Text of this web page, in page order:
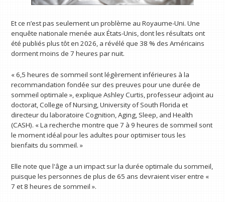
Et ce n’est pas seulement un problème au Royaume-Uni. Une
enquête nationale menée aux États-Unis, dont les résultats ont
été publiés plus tôt en 2026, a révélé que 38 % des Américains
dorment moins de 7 heures par nuit.
« 6,5 heures de sommeil sont légèrement inférieures à la
recommandation fondée sur des preuves pour une durée de
sommeil optimale », explique Ashley Curtis, professeur adjoint au
doctorat, College of Nursing, University of South Florida et
directeur du laboratoire Cognition, Aging, Sleep, and Health
(CASH). « La recherche montre que 7 à 9 heures de sommeil sont
le moment idéal pour les adultes pour optimiser tous les
bienfaits du sommeil. »
Elle note que l'âge a un impact sur la durée optimale du sommeil,
puisque les personnes de plus de 65 ans devraient viser entre «
7 et 8 heures de sommeil ».